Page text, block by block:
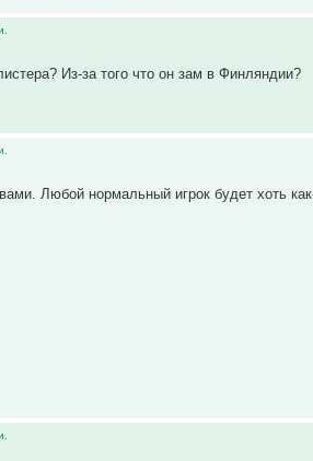
Из-за того что он зам в Финляндии?
Любой нормальный игрок будет хоть